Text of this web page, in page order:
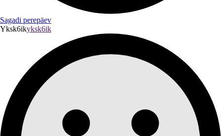
Sagadi perepäev
Yksk6ikyksk6ik